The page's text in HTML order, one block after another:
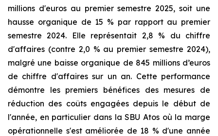
millions d'euros au premier semestre 2025, soit une
hausse organique de 15 % par rapport au premier
semestre 2024. Elle représentait 2,8 % du chiffre
d'affaires (contre 2,0 % au premier semestre 2024),
malgré une baisse organique de 845 millions d’euros
de chiffre d'affaires sur un an. Cette performance
démontre les premiers bénéfices des mesures de
réduction des coûts engagées depuis le début de
l'année, en particulier dans la SBU Atos où la marge
opérationnelle s'est améliorée de 18 % d'une année